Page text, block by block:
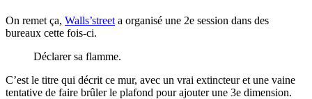
On remet ça, Walls’street a organisé une 2e session dans des
bureaux cette fois-ci.
Déclarer sa flamme.
C’est le titre qui décrit ce mur, avec un vrai extincteur et une vaine
tentative de faire brûler le plafond pour ajouter une 3e dimension.